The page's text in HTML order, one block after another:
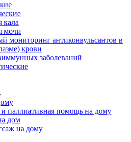
кала
мочи
мониторинг антиконвульсантов в
крови
заболеваний
паллиативная помощь на дому
дом
на дому